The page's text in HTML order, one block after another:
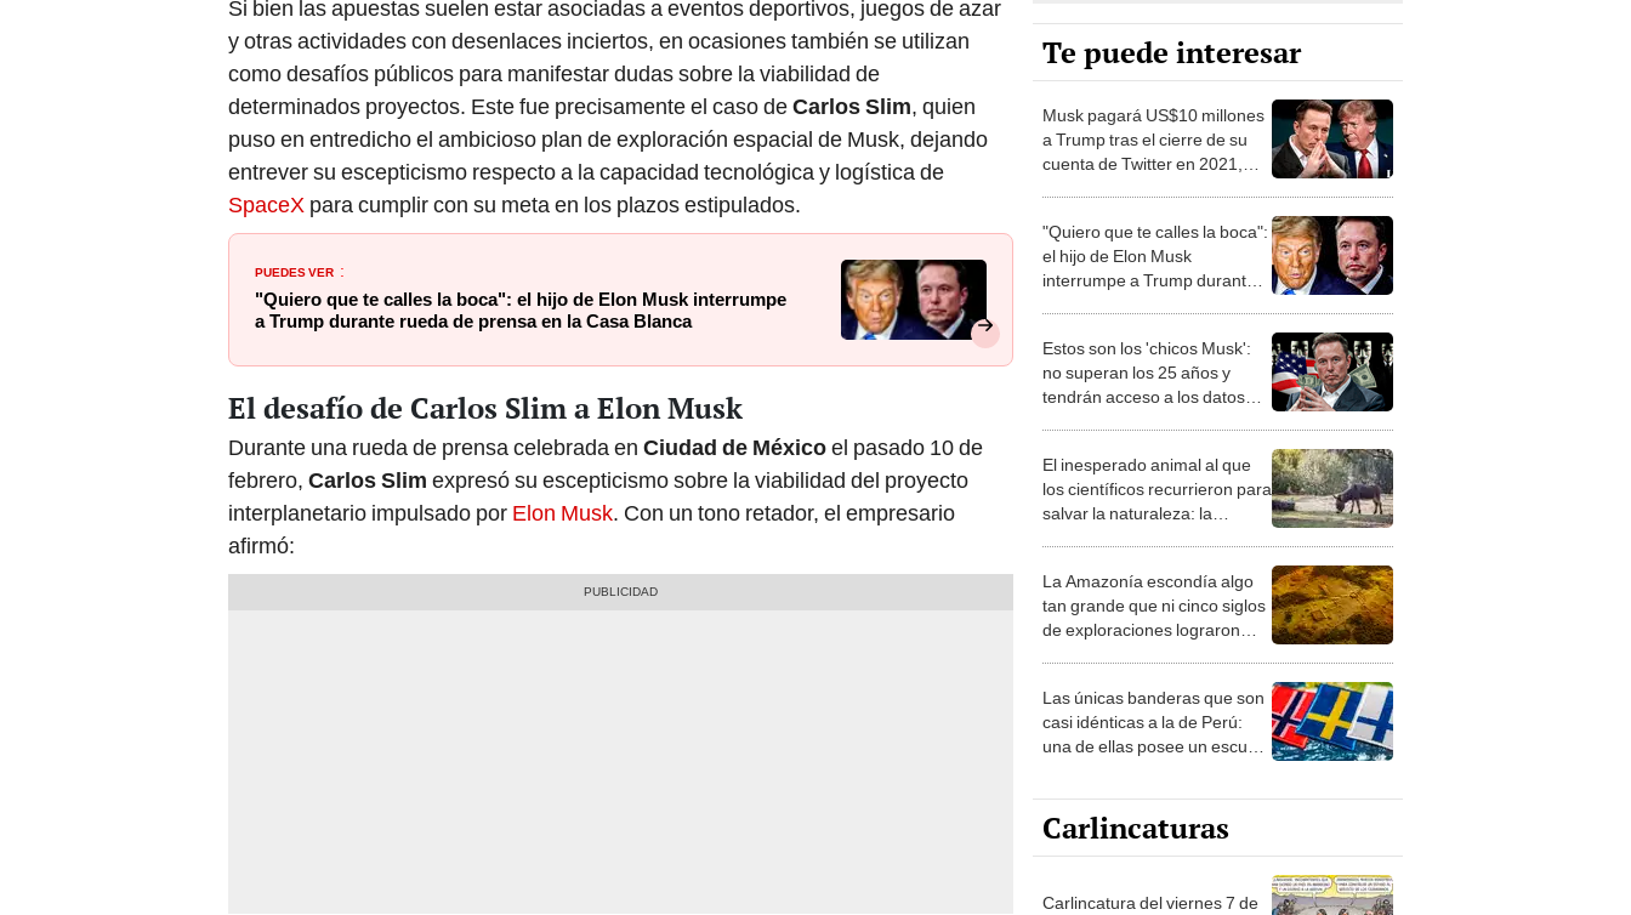
Si bien las apuestas suelen estar asociadas a eventos deportivos, juegos de azar
y otras actividades con desenlaces inciertos, en ocasiones también se utilizan
como desafíos públicos para manifestar dudas sobre la viabilidad de
determinados proyectos. Este fue precisamente el caso deCarlos Slim, quien
puso en entredicho el ambicioso plan de exploración espacial de Musk, dejando
entrever su escepticismo respecto a la capacidad tecnológica y logística de
SpaceX para cumplir con su meta en los plazos estipulados.
PUEDES VER :
"Quiero que te calles la boca": el hijo de Elon Musk interrumpe
a Trump durante rueda de prensa en la Casa Blanca
El desafío de Carlos Slim a Elon Musk
Durante una rueda de prensa celebrada en Ciudad de Méxicoel pasado 10 de
febrero, Carlos Slim expresó su escepticismo sobre la viabilidad del proyecto
interplanetario impulsado por Elon Musk. Con un tono retador, el empresario
afirmó:
Te puede interesar
Musk pagará US$10 millones
a Trump tras el cierre de su
cuenta de Twitter en 2021,
"Quiero que te calles la boca":
el hijo de Elon Musk
interrumpe a Trump durante
Estos son los 'chicos Musk':
no superan los 25 años y
tendrán acceso a los datos
El inesperado animal al que
los científicos recurrieron para
salvar la naturaleza: la
desierto en un paisaje con
más vida
La Amazonía escondía algo
tan grande que ni cinco siglos
de exploraciones lograron
sabía sobre su pasado
Las únicas banderas que son
casi idénticas a la de Perú:
una de ellas posee un escudo
Carlincaturas
Carlincatura del viernes 7 de